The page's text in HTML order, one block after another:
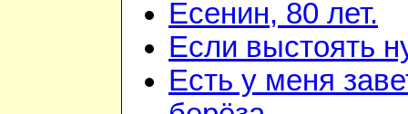
Есенин, 80 лет.
Если выстоять
Есть у меня